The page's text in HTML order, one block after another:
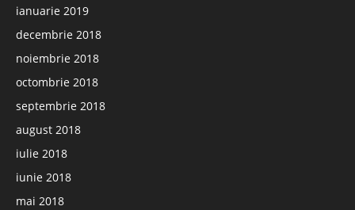
ianuarie 2019
decembrie 2018
noiembrie 2018
octombrie 2018
septembrie 2018
august 2018
iulie 2018
iunie 2018
mai 2018